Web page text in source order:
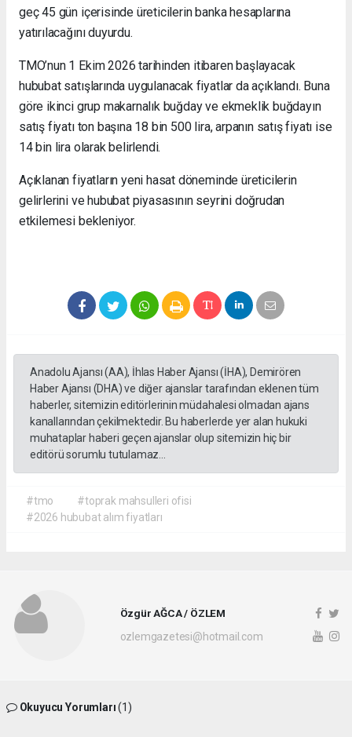
geç 45 gün içerisinde üreticilerin banka hesaplarına
yatırılacağını duyurdu.
TMO’nun 1 Ekim 2026 tarihinden itibaren başlayacak
hububat satışlarında uygulanacak fiyatlar da açıklandı. Buna
göre ikinci grup makarnalık buğday ve ekmeklik buğdayın
satış fiyatı ton başına 18 bin 500 lira, arpanın satış fiyatı ise
14 bin lira olarak belirlendi.
Açıklanan fiyatların yeni hasat döneminde üreticilerin
gelirlerini ve hububat piyasasının seyrini doğrudan
etkilemesi bekleniyor.
Anadolu Ajansı (AA), İhlas Haber Ajansı (İHA), Demirören
Haber Ajansı (DHA) ve diğer ajanslar tarafından eklenen tüm
haberler, sitemizin editörlerinin müdahalesi olmadan ajans
kanallarından çekilmektedir. Bu haberlerde yer alan hukuki
muhataplar haberi geçen ajanslar olup sitemizin hiç bir
editörü sorumlu tutulamaz...
#tmo
#toprak mahsulleri ofisi
#2026 hububat alım fiyatları
Özgür AĞCA / ÖZLEM
ozlemgazetesi@hotmail.com
Okuyucu Yorumları(1)